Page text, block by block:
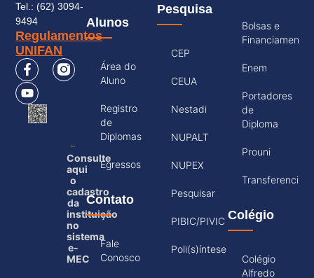
Tel.: (62) 3094-
9494
Regulamentos
UNIFAN
Consulte
aqui
o
cadastro
da
instituição
no
sistema
e-
MEC
Bolsas e
Financiamento
Enem
Portadores
de
Diploma
Prouni
Transferencia
Colégio
Colégio
Alfredo
Pesquisa
CEP
CEUA
Nestadi
NUPALT
NUPEX
Pesquisar
PIBIC/PIVIC
Poli(s)íntese
Alunos
Área do
Aluno
Registro
de
Diplomas
Egressos
Contato
Fale
Conosco